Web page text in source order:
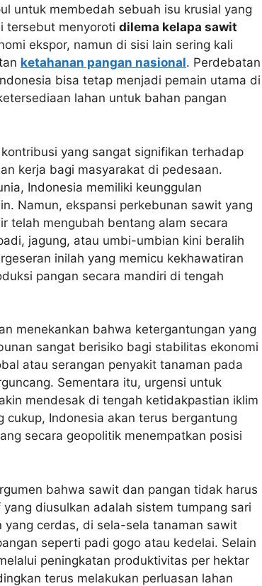
untuk membedah sebuah isu krusial yang
tersebut menyoroti dilema kelapa sawit
ekspor, namun di sisi lain sering kali
ketahanan pangan nasional. Perdebatan
bisa tetap menjadi pemain utama di
lahan untuk bahan pangan
yang sangat signifikan terhadap
kerja bagi masyarakat di pedesaan.
Indonesia memiliki keunggulan
Namun, ekspansi perkebunan sawit yang
telah mengubah bentang alam secara
jagung, atau umbi-umbian kini beralih
inilah yang memicu kekhawatiran
pangan secara mandiri di tengah
menekankan bahwa ketergantungan yang
sangat berisiko bagi stabilitas ekonomi
atau serangan penyakit tanaman pada
Sementara itu, urgensi untuk
mendesak di tengah ketidakpastian iklim
cukup, Indonesia akan terus bergantung
secara geopolitik menempatkan posisi
bahwa sawit dan pangan tidak harus
diusulkan adalah sistem tumpang sari
yang cerdas, di sela-sela tanaman sawit
seperti padi gogo atau kedelai. Selain
peningkatan produktivitas per hektar
terus melakukan perluasan lahan